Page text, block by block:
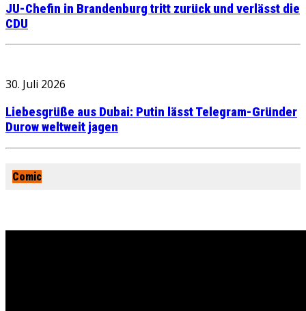
JU-Chefin in Brandenburg tritt zurück und verlässt die
CDU
30. Juli 2026
Liebesgrüße aus Dubai: Putin lässt Telegram-Gründer
Durow weltweit jagen
Comic